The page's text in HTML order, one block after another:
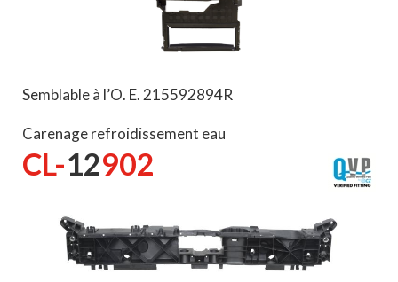
Semblable à l’O. E. 215592894R
Carenage refroidissement eau
CL-12902